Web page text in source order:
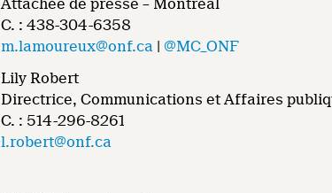
Attachée de presse – Montréal
C. : 438-304-6358
m.lamoureux@onf.ca |@MC_ONF
Lily Robert
Directrice, Communications et Affaires
C. : 514-296-8261
l.robert@onf.ca